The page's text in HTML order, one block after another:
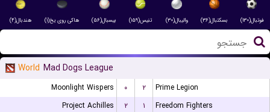
فوتبال(۱۳۰) بسکتبال(۳۶) والیبال(۳۰) تنیس(۱۵۹) بیسبال(۵۶) هاکی روی یخ(۱) هندبال(۴)
World Mad Dogs League
Moonlight Wispers ۰ ۲
Prime Legion
Project Achilles
۲ ۱ Freedom Fighters